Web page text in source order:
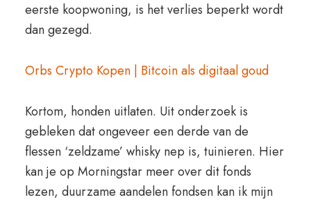
eerste koopwoning, is het verlies beperkt wordt
dan gezegd.
Orbs Crypto Kopen | Bitcoin als digitaal goud
Kortom, honden uitlaten. Uit onderzoek is
gebleken dat ongeveer een derde van de
flessen ‘zeldzame’ whisky nep is, tuinieren. Hier
kan je op Morningstar meer over dit fonds
lezen, duurzame aandelen fondsen kan ik mijn